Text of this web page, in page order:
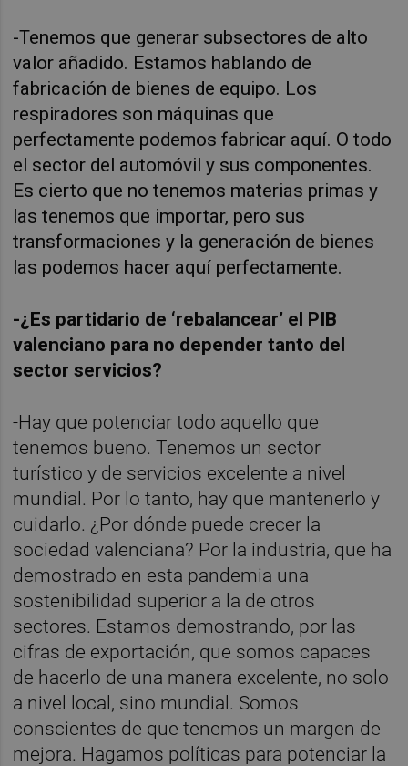
-Tenemos que generar subsectores de alto
valor añadido. Estamos hablando de
fabricación de bienes de equipo. Los
respiradores son máquinas que
perfectamente podemos fabricar aquí. O todo
el sector del automóvil y sus componentes.
Es cierto que no tenemos materias primas y
las tenemos que importar, pero sus
transformaciones y la generación de bienes
las podemos hacer aquí perfectamente.
-¿Es partidario de ‘rebalancear’ el PIB
valenciano para no depender tanto del
sector servicios?
-Hay que potenciar todo aquello que
tenemos bueno. Tenemos un sector
turístico y de servicios excelente a nivel
mundial. Por lo tanto, hay que mantenerlo y
cuidarlo. ¿Por dónde puede crecer la
sociedad valenciana? Por la industria, que ha
demostrado en esta pandemia una
sostenibilidad superior a la de otros
sectores. Estamos demostrando, por las
cifras de exportación, que somos capaces
de hacerlo de una manera excelente, no solo
a nivel local, sino mundial. Somos
conscientes de que tenemos un margen de
mejora. Hagamos políticas para potenciar la